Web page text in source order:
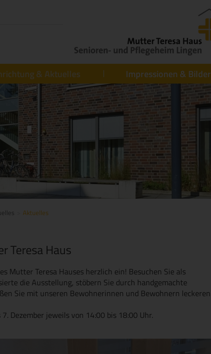
& Aktuelles Impressionen & Bilder
Aktuelles
Teresa Haus
Mutter Teresa Hauses herzlich ein! Besuchen Sie als
die Ausstellung, stöbern Sie durch handgemachte
Sie mit unseren Bewohnerinnen und Bewohnern leckeren
Dezember jeweils von 14:00 bis 18:00 Uhr.